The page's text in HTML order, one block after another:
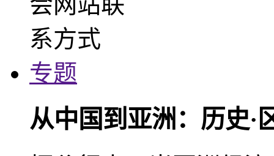
专题
从中国到亚洲：历史·